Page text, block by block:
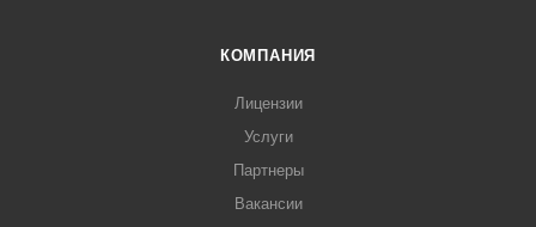
КОМПАНИЯ
Лицензии
Услуги
Партнеры
Вакансии